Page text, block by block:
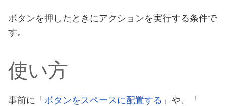
ボタンを押したときにアクションを実行する条件で
す。
使い方
事前に「ボタンをスペースに配置する 」や、「